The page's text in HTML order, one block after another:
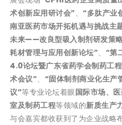
术创新应用研讨会”、 “多肽产业
南亚医药市场开拓机遇与挑战主
未来——改良型吸入制剂研发策
耗材管理与应用创新论坛”、 “第
4.0论坛暨广东省药学会制药工
术会议”、 “固体制剂商业化生产
议”等专业论坛着眼国际市场、
室及制药工程等领域的新质生产
与会嘉宾都收获到了为企业战略